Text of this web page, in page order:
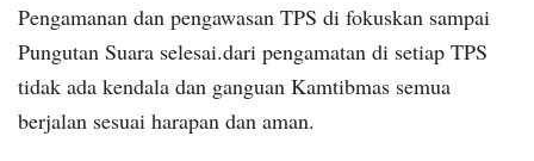
Pengamanan dan pengawasan TPS di fokuskan sampai
Pungutan Suara selesai.dari pengamatan di setiap TPS
tidak ada kendala dan ganguan Kamtibmas semua
berjalan sesuai harapan dan aman.